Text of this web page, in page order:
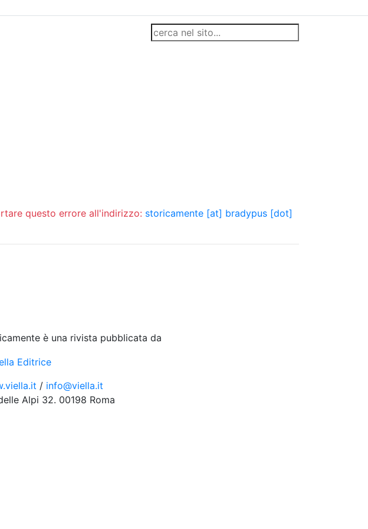
questo errore all'indirizzo: storicamente [at] bradypus [dot]
è una rivista pubblicata da
/ info@viella.it
Alpi 32. 00198 Roma